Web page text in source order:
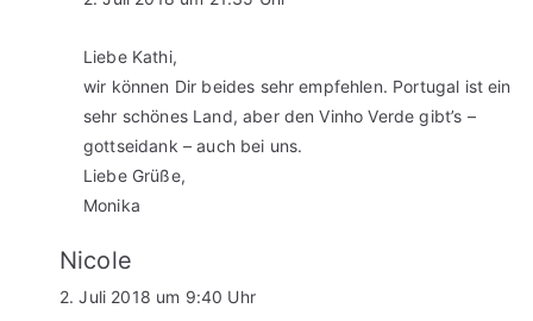
Liebe Kathi,
wir können Dir beides sehr empfehlen. Portugal ist ein
sehr schönes Land, aber den Vinho Verde gibt’s –
gottseidank – auch bei uns.
Liebe Grüße,
Monika
Nicole
2. Juli 2018 um 9:40 Uhr